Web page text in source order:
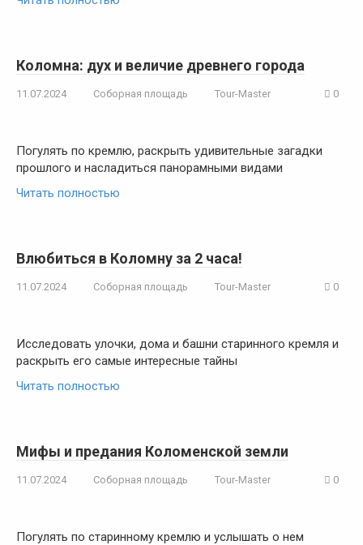
Коломна: дух и величие древнего города
11.07.2024 Соборная площадь Tour-Master 0
Погулять по кремлю, раскрыть удивительные загадки
прошлого и насладиться панорамными видами
Читать полностью
Влюбиться в Коломну за 2 часа!
11.07.2024 Соборная площадь Tour-Master 0
Исследовать улочки, дома и башни старинного кремля и
раскрыть его самые интересные тайны
Читать полностью
Мифы и предания Коломенской земли
11.07.2024 Соборная площадь Tour-Master 0
Погулять по старинному кремлю и услышать о нем